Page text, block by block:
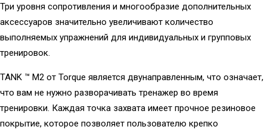
Три уровня сопротивления и многообразие дополнительных
аксессуаров значительно увеличивают количество
выполняемых упражнений для индивидуальных и групповых
тренировок.
TANK ™ M2 от Torque является двунаправленным, что означает,
что вам не нужно разворачивать тренажер во время
тренировки. Каждая точка захвата имеет прочное резиновое
покрытие, которое позволяет пользователю крепко